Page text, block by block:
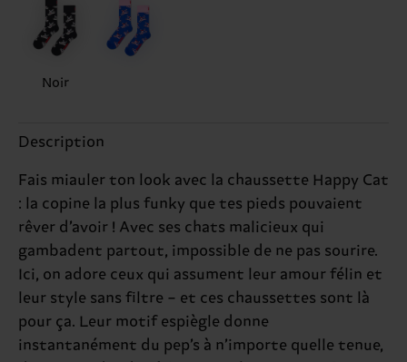
Noir
Description
Fais miauler ton look avec la chaussette Happy Cat
: la copine la plus funky que tes pieds pouvaient
rêver d’avoir ! Avec ses chats malicieux qui
gambadent partout, impossible de ne pas sourire.
Ici, on adore ceux qui assument leur amour félin et
leur style sans filtre – et ces chaussettes sont là
pour ça. Leur motif espiègle donne
instantanément du pep’s à n’importe quelle tenue,